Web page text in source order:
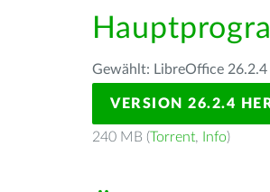
Gewählt: LibreOffice
VERSION 26.2.4
240 MB (Torrent, Info)